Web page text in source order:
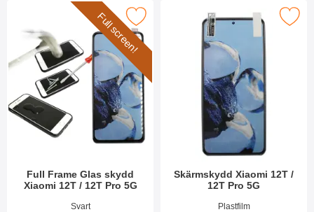
Full screen!
Full Frame Glas skydd
Xiaomi 12T / 12T Pro 5G
Art. nr 45220Svart
full Frame Glas skydd Xiaomi 12T / 12T Pro 5G som favorit
Skärmskydd Xiaomi 12T /
12T Pro 5G
Art. nr 45217Plastfilm
Makera skärmskydd Xiaomi 12T